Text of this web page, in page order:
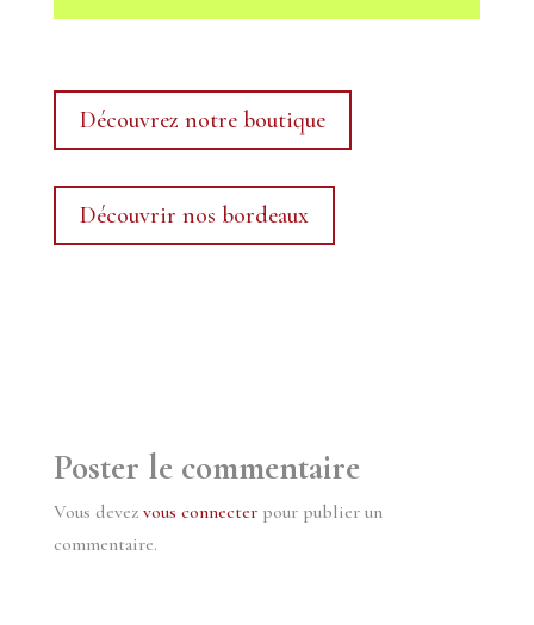
Découvrez notre boutique
Découvrir nos bordeaux
Poster le commentaire
Vous devez vous connecterpour publier un
commentaire.